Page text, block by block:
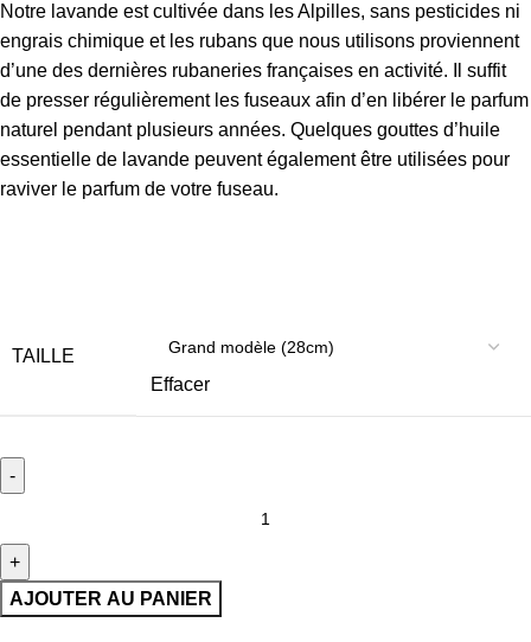
Notre lavande est cultivée dans les Alpilles, sans pesticides ni
engrais chimique et les rubans que nous utilisons proviennent
d’une des dernières rubaneries françaises en activité. Il suffit
de presser régulièrement les fuseaux afin d’en libérer le parfum
naturel pendant plusieurs années. Quelques gouttes d’huile
essentielle de lavande peuvent également être utilisées pour
raviver le parfum de votre fuseau.
TAILLE
Effacer
AJOUTER AU PANIER